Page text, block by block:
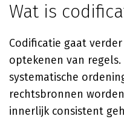
Wat is
Codificatie gaat
optekenen van
systematische
rechtsbronnen
innerlijk consistent